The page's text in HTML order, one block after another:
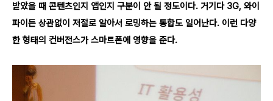
받았을 때 콘텐츠인지 앱인지 구분이 안 될 정도이다. 거기다 3G, 와이
파이든 상관없이 저절로 알아서 로밍하는 통합도 일어난다. 이런 다양
한 형태의 컨버전스가 스마트폰에 영향을 준다.